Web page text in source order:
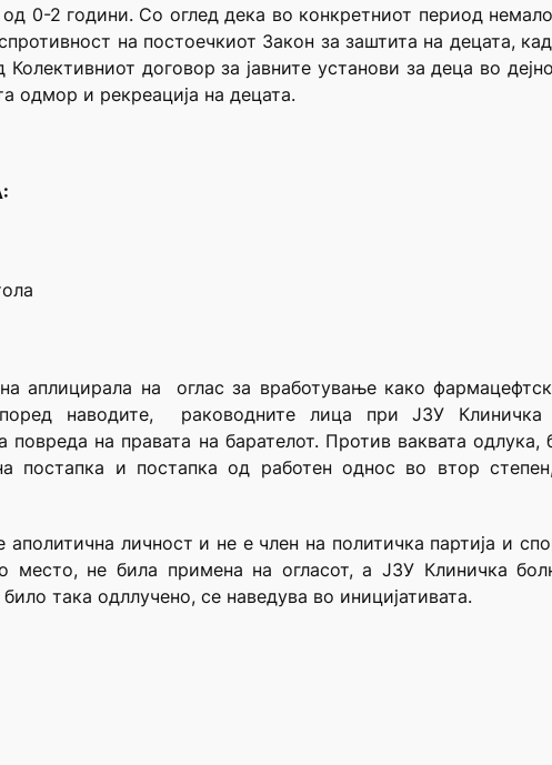
0-2 години. Со оглед дека во конкретниот период
на постоечкиот Закон за заштита на децата,
договор за јавните установи за деца во
одмор и рекреација на децата.
аплицирала на оглас за вработување како
наводите, раководните лица при ЈЗУ Клиничка
на правата на барателот. Против ваквата одлука,
постапка и постапка од работен однос во втор
личност и не е член на политичка партија и
место, не била примена на огласот, а ЈЗУ Клиничка
така одллучено, се наведува во иницијативата.